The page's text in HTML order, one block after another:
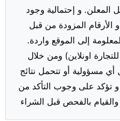
المعلن. و إحتمالية وجود
الأرقام المزودة من قبل
إلى الموقع واردة.
اونلاين) ومن خلال
أي مسؤولية أو تتحمل نتائج
و تؤكد على وجوب التأكد من